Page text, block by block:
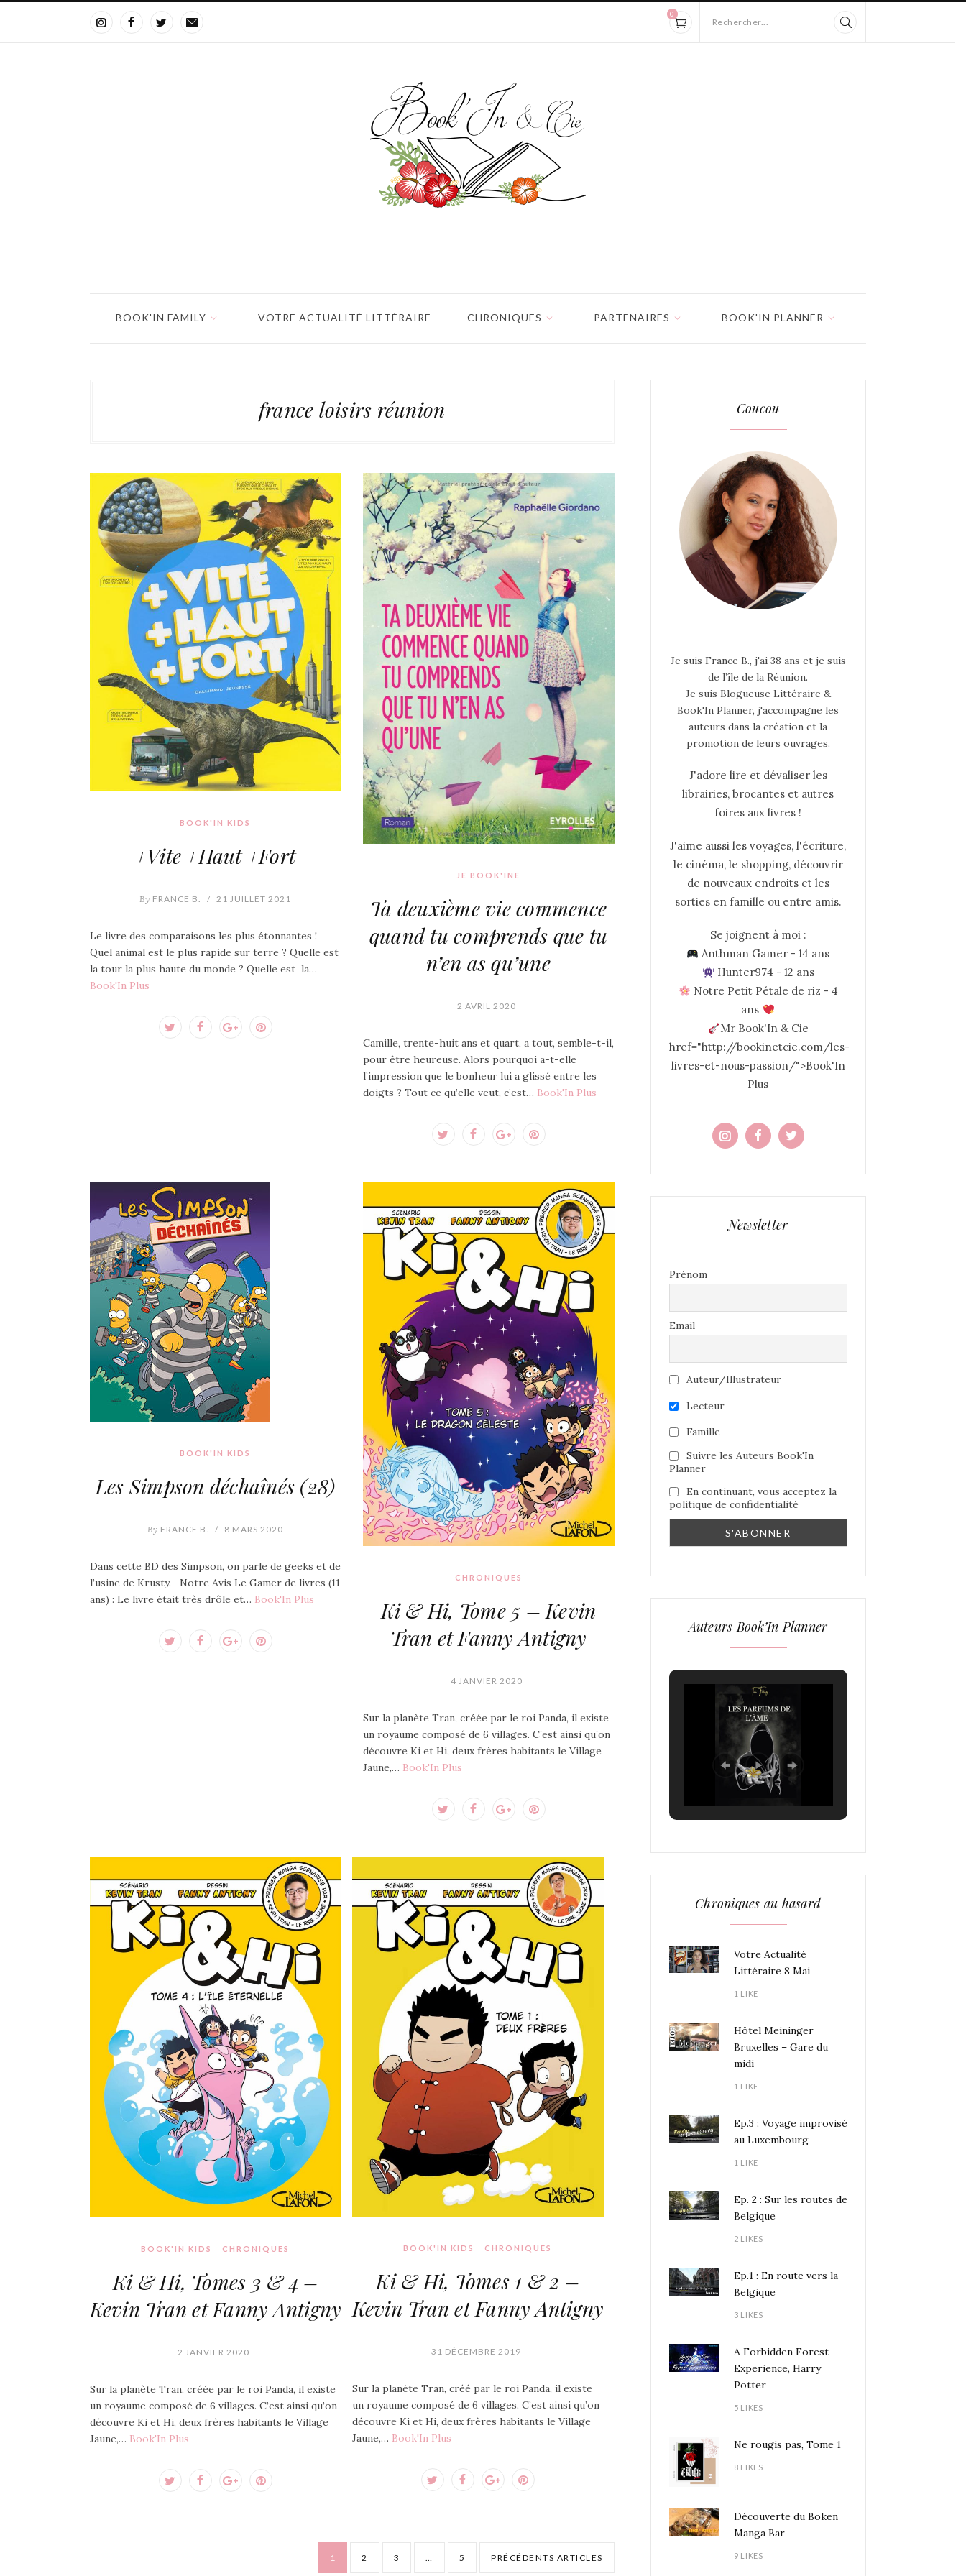
Rechercher...
0
BOOK'IN FAMILY VOTRE ACTUALITÉ LITTÉRAIRE CHRONIQUES PARTENAIRES BOOK'IN PLANNER
france loisirs réunion
BOOK'IN KIDS
+Vite +Haut +Fort
By FRANCE B. / 21 JUILLET 2021
Le livre des comparaisons les plus étonnantes !
Quel animal est le plus rapide sur terre ? Quelle est
la tour la plus haute du monde ? Quelle est la…
Book'In Plus
JE BOOK'INE
Ta deuxième vie commence
quand tu comprends que tu
n’en as qu’une
2 AVRIL 2020
Camille, trente-huit ans et quart, a tout, semble-t-il,
pour être heureuse. Alors pourquoi a-t-elle
l’impression que le bonheur lui a glissé entre les
doigts ? Tout ce qu’elle veut, c’est… Book'In Plus
BOOK'IN KIDS
Les Simpson déchaînés (28)
By FRANCE B. / 8 MARS 2020
Dans cette BD des Simpson, on parle de geeks et de
l’usine de Krusty. Notre Avis Le Gamer de livres (11
ans) : Le livre était très drôle et… Book'In Plus
CHRONIQUES
Ki & Hi, Tome 5 – Kevin
Tran et Fanny Antigny
4 JANVIER 2020
Sur la planète Tran, créée par le roi Panda, il existe
un royaume composé de 6 villages. C’est ainsi qu’on
découvre Ki et Hi, deux frères habitants le Village
Jaune,… Book'In Plus
BOOK'IN KIDS CHRONIQUES
Ki & Hi, Tomes 3 & 4 –
Kevin Tran et Fanny Antigny
2 JANVIER 2020
Sur la planète Tran, créée par le roi Panda, il existe
un royaume composé de 6 villages. C’est ainsi qu’on
découvre Ki et Hi, deux frères habitants le Village
Jaune,… Book'In Plus
BOOK'IN KIDS CHRONIQUES
Ki & Hi, Tomes 1 & 2 –
Kevin Tran et Fanny Antigny
31 DÉCEMBRE 2019
Sur la planète Tran, créé par le roi Panda, il existe
un royaume composé de 6 villages. C’est ainsi qu’on
découvre Ki et Hi, deux frères habitants le Village
Jaune,… Book'In Plus
1 2 3 … 5 PRÉCÉDENTS ARTICLES
Coucou
Je suis France B., j'ai 38 ans et je suis
de l’île de la Réunion.
Je suis Blogueuse Littéraire &
Book'In Planner, j'accompagne les
auteurs dans la création et la
promotion de leurs ouvrages.
J'adore lire et dévaliser les
librairies, brocantes et autres
foires aux livres !
J'aime aussi les voyages, l'écriture,
le cinéma, le shopping, découvrir
de nouveaux endroits et les
sorties en famille ou entre amis.
Se joignent à moi :
Anthman Gamer - 14 ans
Hunter974 - 12 ans
Notre Petit Pétale de riz - 4
ans
Mr Book'In & Cie
href="http://bookinetcie.com/les-
livres-et-nous-passion/">Book'In
Plus
Newsletter
Prénom
Email
Auteur/Illustrateur
Lecteur
Famille
Suivre les Auteurs Book'In
Planner
En continuant, vous acceptez la
politique de confidentialité
Auteurs Book’In Planner
Chroniques au hasard
Votre Actualité
Littéraire 8 Mai
1 LIKE
Hôtel Meininger
Bruxelles – Gare du
midi
1 LIKE
Ep.3 : Voyage improvisé
au Luxembourg
1 LIKE
Ep. 2 : Sur les routes de
Belgique
2 LIKES
Ep.1 : En route vers la
Belgique
3 LIKES
A Forbidden Forest
Experience, Harry
Potter
5 LIKES
Ne rougis pas, Tome 1
8 LIKES
Découverte du Boken
Manga Bar
9 LIKES